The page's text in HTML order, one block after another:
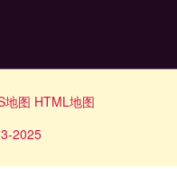
地图 HTML地图
2025